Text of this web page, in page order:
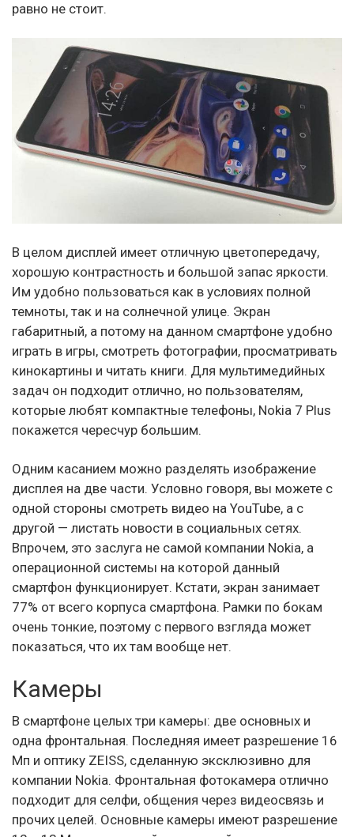
равно не стоит.
В целом дисплей имеет отличную цветопередачу,
хорошую контрастность и большой запас яркости.
Им удобно пользоваться как в условиях полной
темноты, так и на солнечной улице. Экран
габаритный, а потому на данном смартфоне удобно
играть в игры, смотреть фотографии, просматривать
кинокартины и читать книги. Для мультимедийных
задач он подходит отлично, но пользователям,
которые любят компактные телефоны, Nokia 7 Plus
покажется чересчур большим.
Одним касанием можно разделять изображение
дисплея на две части. Условно говоря, вы можете с
одной стороны смотреть видео на YouTube, а с
другой — листать новости в социальных сетях.
Впрочем, это заслуга не самой компании Nokia, а
операционной системы на которой данный
смартфон функционирует. Кстати, экран занимает
77% от всего корпуса смартфона. Рамки по бокам
очень тонкие, поэтому с первого взгляда может
показаться, что их там вообще нет.
Камеры
В смартфоне целых три камеры: две основных и
одна фронтальная. Последняя имеет разрешение 16
Мп и оптику ZEISS, сделанную эксклюзивно для
компании Nokia. Фронтальная фотокамера отлично
подходит для селфи, общения через видеосвязь и
прочих целей. Основные камеры имеют разрешение